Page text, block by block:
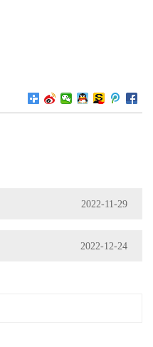
2022-11-29
2022-12-24